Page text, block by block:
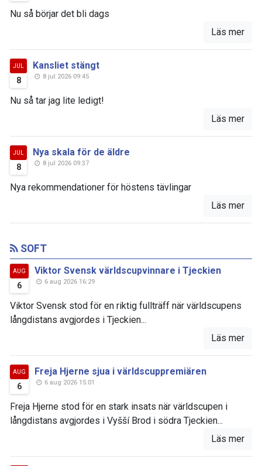
Nu så börjar det bli dags
Läs mer
JUL
8
Kansliet stängt
8 jul 2026 09:45
Nu så tar jag lite ledigt!
Läs mer
JUL
8
Nya skala för de äldre
8 jul 2026 09:37
Nya rekommendationer för höstens tävlingar
Läs mer
SOFT
AUG
6
Viktor Svensk världscupvinnare i Tjeckien
6 aug 2026 16:29
Viktor Svensk stod för en riktig fullträff när världscupens
långdistans avgjordes i Tjeckien...
Läs mer
AUG
6
Freja Hjerne sjua i världscuppremiären
6 aug 2026 15:01
Freja Hjerne stod för en stark insats när världscupen i
långdistans avgjordes i Vyšší Brod i södra Tjeckien...
Läs mer